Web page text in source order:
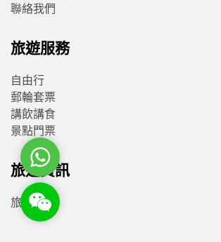
聯絡我們
旅遊服務
自由行
郵輪套票
講飲講食
景點門票
旅遊資訊
旅遊資訊
WhatsApp
WeChat: rsgt819